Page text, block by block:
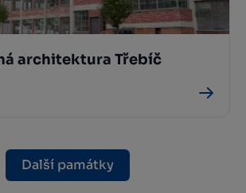
architektura Třebíč
Další památky